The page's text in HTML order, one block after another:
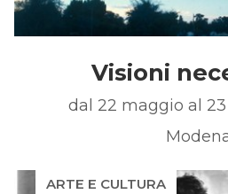
Visioni
dal 22 maggio al
ARTE E CULTURA